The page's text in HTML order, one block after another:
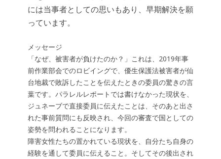
には当事者としての思いもあり、早期解決を願
っています。
メッセージ
「なぜ、被害者が負けたのか？」これは、2019年事
前作業部会でのロビイングで、優生保護法被害者が仙
台地裁で敗訴したことを伝えたときの委員の驚きの言
葉です。パラレルレポートでは書けなかった現状を、
ジュネーブで直接委員に伝えたことは、そのあと出さ
れた事前質問にも反映され、今回の審査で国としての
姿勢を問われることになります。
障害女性たちの置かれている現状を、自分たち自身の
経験を通して委員に伝えること。そしてその後出され